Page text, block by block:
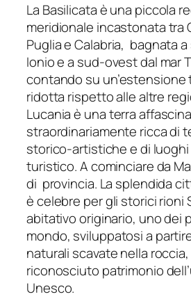
La Basilicata è una piccola
meridionale incastonata tra
Puglia e Calabria, bagnata
Ionio e a sud-ovest dal mar
contando su un’estensione
ridotta rispetto alle altre
Lucania è una terra
straordinariamente ricca di
storico-artistiche e di
turistico. A cominciare da
di provincia. La splendida
è celebre per gli storici rioni
abitativo originario, uno dei
mondo, sviluppatosi a
naturali scavate nella
riconosciuto patrimonio
Unesco.